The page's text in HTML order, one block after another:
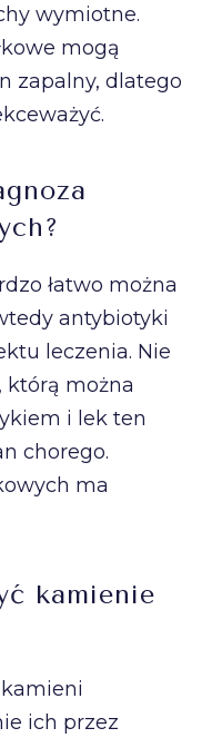
wymiotne.
mogą
zapalny, dlatego
łatwo można
antybiotyki
leczenia. Nie
którą można
i lek ten
chorego.
ma
kamienie
ich przez